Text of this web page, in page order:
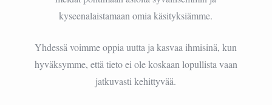
kyseenalaistamaan omia käsityksiämme.
Yhdessä voimme oppia uutta ja kasvaa ihmisinä, kun
hyväksymme, että tieto ei ole koskaan lopullista vaan
jatkuvasti kehittyvää.